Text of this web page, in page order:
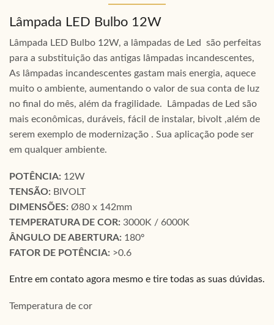
Lâmpada LED Bulbo 12W
Lâmpada LED Bulbo 12W, a lâmpadas de Led são perfeitas
para a substituição das antigas lâmpadas incandescentes,
As lâmpadas incandescentes gastam mais energia, aquece
muito o ambiente, aumentando o valor de sua conta de luz
no final do mês, além da fragilidade. Lâmpadas de Led são
mais econômicas, duráveis, fácil de instalar, bivolt ,além de
serem exemplo de modernização . Sua aplicação pode ser
em qualquer ambiente.
POTÊNCIA: 12W
TENSÃO: BIVOLT
DIMENSÕES: Ø80 x 142mm
TEMPERATURA DE COR: 3000K / 6000K
ÂNGULO DE ABERTURA: 180º
FATOR DE POTÊNCIA: >0.6
Entre em contato agora mesmo e tire todas as suas dúvidas.
Temperatura de cor